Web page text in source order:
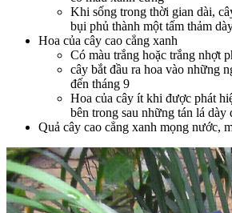
Khi sống trong thời gian dài,
bụi phủ thành một tấm thảm
Hoa của cây cao cẳng xanh
Có màu trắng hoặc trắng nhợt
cây bắt đầu ra hoa vào những
đến tháng 9
Hoa của cây ít khi được phát
bên trong sau những tán lá dày
Quả cây cao cẳng xanh mọng nước,